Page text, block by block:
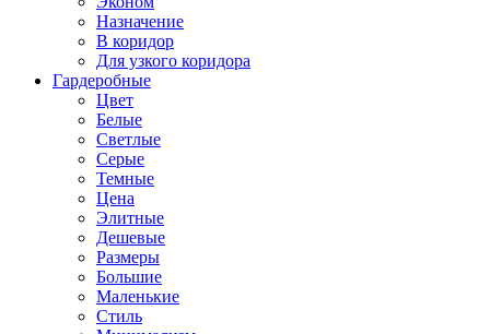
Назначение
В коридор
Для узкого коридора
Гардеробные
Цвет
Белые
Светлые
Серые
Темные
Цена
Элитные
Дешевые
Размеры
Большие
Маленькие
Стиль